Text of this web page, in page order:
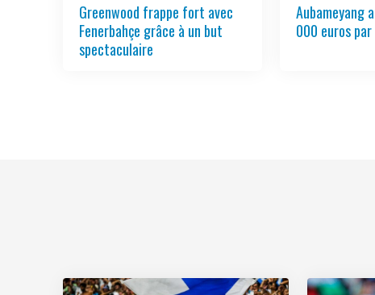
Greenwood frappe fort avec
Fenerbahçe grâce à un but
spectaculaire
Aubameyang
000 euros